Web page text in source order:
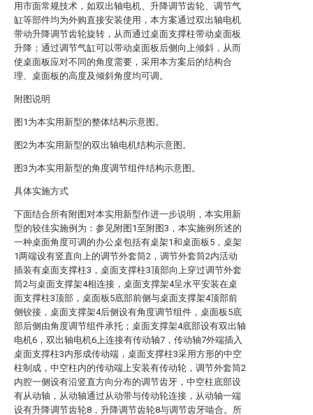
用市面常规技术，如双出轴电机、升降调节齿轮、调节气
缸等部件均为外购直接安装使用，本方案通过双出轴电机
带动升降调节齿轮旋转，从而通过桌面支撑柱带动桌面板
升降；通过调节气缸可以带动桌面板后侧向上倾斜，从而
使桌面板应对不同的角度需要，采用本方案后的结构合
理、桌面板的高度及倾斜角度均可调。
附图说明
图1为本实用新型的整体结构示意图。
图2为本实用新型的双出轴电机结构示意图。
图3为本实用新型的角度调节组件结构示意图。
具体实施方式
下面结合所有附图对本实用新型作进一步说明，本实用新
型的较佳实施例为：参见附图1至附图3，本实施例所述的
一种桌面角度可调的办公桌包括有桌架1和桌面板5，桌架
1两端设有竖直向上的调节外套筒2，调节外套筒2内活动
插装有桌面支撑柱3，桌面支撑柱3顶部向上穿过调节外套
筒2与桌面支撑架4相连接，桌面支撑架4呈水平安装在桌
面支撑柱3顶部，桌面板5底部前侧与桌面支撑架4顶部前
侧铰接，桌面支撑架4后侧设有角度调节组件，桌面板5底
部后侧由角度调节组件承托；桌面支撑架4底部设有双出轴
电机6，双出轴电机6上连接有传动轴7，传动轴7外端插入
桌面支撑柱3内形成传动端，桌面支撑柱3采用方形的中空
柱制成，中空柱内的传动端上安装有传动轮，调节外套筒2
内腔一侧设有沿竖直方向分布的调节齿牙，中空柱底部设
有从动轴，从动轴通过从动带与传动轮连接，从动轴一端
设有升降调节齿轮8，升降调节齿轮8与调节齿牙啮合。所